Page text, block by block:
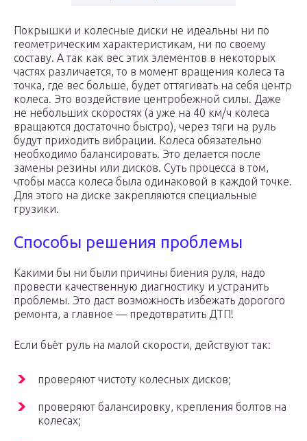
Покрышки и колесные диски не идеальны ни по
геометрическим характеристикам, ни по своему
составу. А так как вес этих элементов в некоторых
частях различается, то в момент вращения колеса та
точка, где вес больше, будет оттягивать на себя центр
колеса. Это воздействие центробежной силы. Даже
не небольших скоростях (а уже на 40 км/ч колеса
вращаются достаточно быстро), через тяги на руль
будут приходить вибрации. Колеса обязательно
необходимо балансировать. Это делается после
замены резины или дисков. Суть процесса в том,
чтобы масса колеса была одинаковой в каждой точке.
Для этого на диске закрепляются специальные
грузики.
Способы решения проблемы
Какими бы ни были причины биения руля, надо
провести качественную диагностику и устранить
проблемы. Это даст возможность избежать дорогого
ремонта, а главное — предотвратить ДТП!
Если бьёт руль на малой скорости, действуют так:
проверяют чистоту колесных дисков;
проверяют балансировку, крепления болтов на
колесах;